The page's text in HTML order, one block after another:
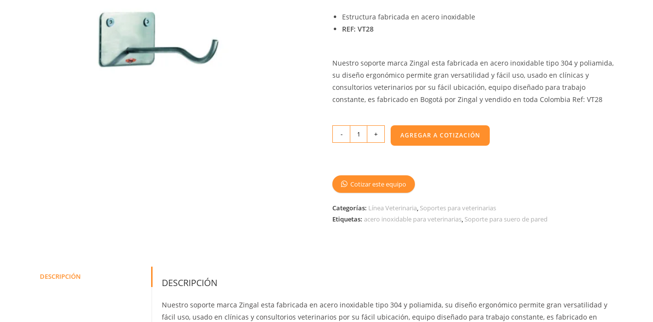
Estructura fabricada en acero inoxidable
REF: VT28
Nuestro soporte marca Zingal esta fabricada en acero inoxidable tipo 304 y poliamida,
su diseño ergonómico permite gran versatilidad y fácil uso, usado en clínicas y
consultorios veterinarios por su fácil ubicación, equipo diseñado para trabajo
constante, es fabricado en Bogotá por Zingal y vendido en toda Colombia Ref: VT28
- + AGREGAR A COTIZACIÓN
Cotizar este equipo
Categorías: Línea Veterinaria, Soportes para veterinarias
Etiquetas: acero inoxidable para veterinarias, Soporte para suero de pared
DESCRIPCIÓN
DESCRIPCIÓN
Nuestro soporte marca Zingal esta fabricada en acero inoxidable tipo 304 y poliamida, su diseño ergonómico permite gran versatilidad y
fácil uso, usado en clínicas y consultorios veterinarios por su fácil ubicación, equipo diseñado para trabajo constante, es fabricado en